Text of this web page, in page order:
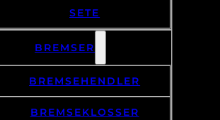
SETE
BREMSER
BREMSEHENDLER
BREMSEKLOSSER